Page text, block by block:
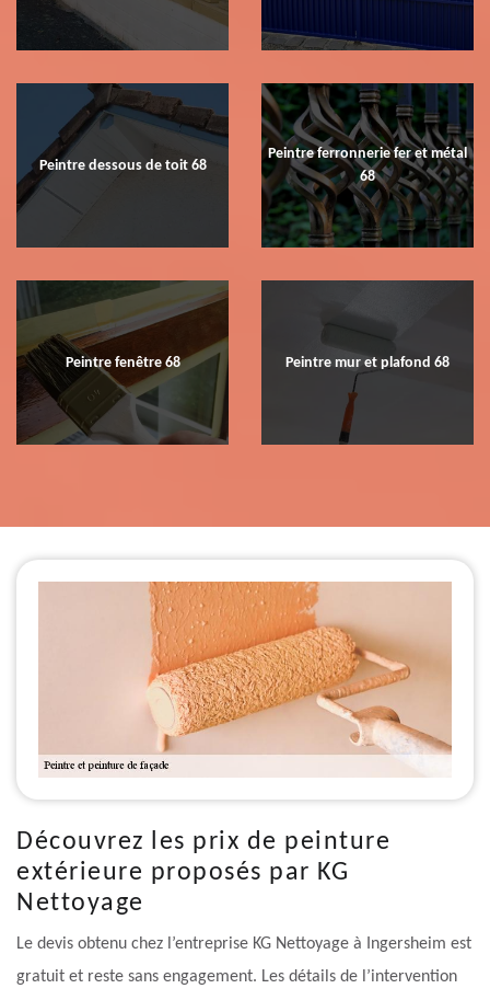
Peintre dessous de toit 68
Peintre ferronnerie fer et métal
68
Peintre fenêtre 68 Peintre mur et plafond 68
Découvrez les prix de peinture
extérieure proposés par KG
Nettoyage
Le devis obtenu chez l’entreprise KG Nettoyage à Ingersheim est
gratuit et reste sans engagement. Les détails de l’intervention